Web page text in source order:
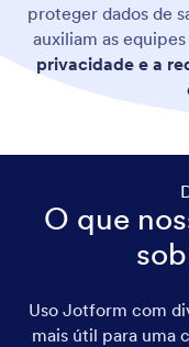
proteger dados de
auxiliam as
privacidade e a
O que
Uso Jotform com
mais útil para uma